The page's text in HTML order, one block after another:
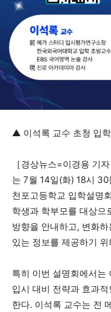
▲ 이석록 교수 초청 입
［경상뉴스=이경용 기
는 7월 14일(화) 18시
천포고등학교 입학설명
학생과 학부모를 대상으
방향을 안내하고, 변화
있는 정보를 제공하기
특히 이번 설명회에서는
입시 대비 전략과 효과
한다. 이석록 교수는 전